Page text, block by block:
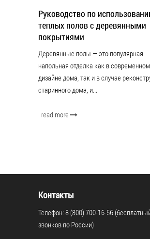
Руководство по
теплых полов с деревянными
покрытиями
Деревянные полы — это популярная
напольная отделка как в современном
дизайне дома, так и в случае
старинного дома, и...
read more
Контакты
Телефон: 8 (800) 700-16-56
звонков по России)